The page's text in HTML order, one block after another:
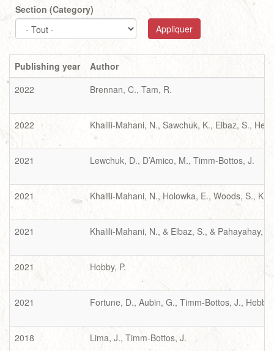
Section (Category)
Appliquer
Publishing year
Author
2022
Brennan, C., Tam, R.
2022 Khalili-Mahani, N., Sawchuk, K., Elbaz, S.,
2021 Lewchuk, D., D’Amico, M., Timm-Bottos, J.
2021 Khalili-Mahani, N., Holowka, E., Woods, S.,
2021 Khalili-Mahani, N., & Elbaz, S., & Pahayahay,
2021 Hobby, P.
2021 Fortune, D., Aubin, G., Timm-Bottos, J.,
2018 Lima, J., Timm-Bottos, J.